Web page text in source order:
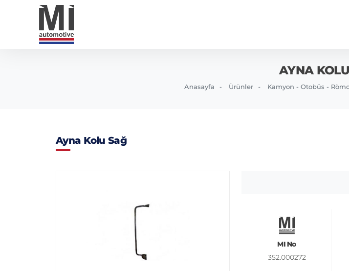
AYNA
Anasayfa Ürünler Kamyon - Otobüs -
Ayna Kolu Sağ
MI No
352.000272